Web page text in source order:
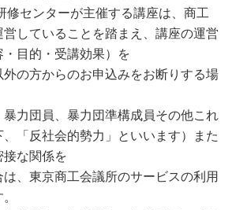
修センターが主催する講座は、商工
していることを踏まえ、講座の運営
目的・受講効果）を
の方からのお申込みをお断りする場
暴力団員、暴力団準構成員その他これ
「反社会的勢力」といいます）また
接な関係を
、東京商工会議所のサービスの利用